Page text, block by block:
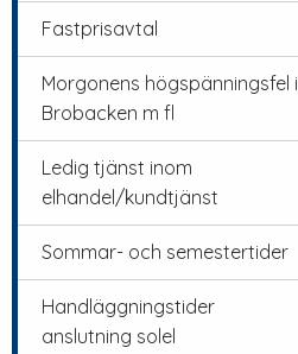
Fastprisavtal
Morgonens högspänningsfel i
Brobacken m fl
Ledig tjänst inom
elhandel/kundtjänst
Sommar- och semestertider
Handläggningstider
anslutning solel